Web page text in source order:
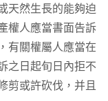
天然生長的能夠迫
權人應當書面告訴
有關權屬人應當在
之日起旬日內拒不
剪或許砍伐，并且